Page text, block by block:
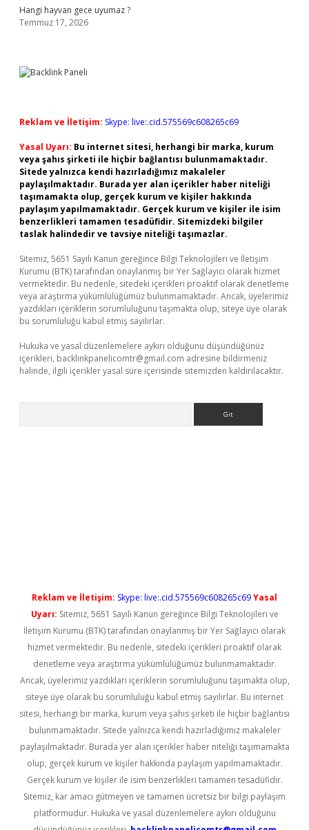
Hangi hayvan gece uyumaz ?
Temmuz 17, 2026
Reklam ve İletişim: Skype: live:.cid.575569c608265c69
Yasal Uyarı: Bu internet sitesi, herhangi bir marka, kurum
veya şahıs şirketi ile hiçbir bağlantısı bulunmamaktadır.
Sitede yalnızca kendi hazırladığımız makaleler
paylaşılmaktadır. Burada yer alan içerikler haber niteliği
taşımamakta olup, gerçek kurum ve kişiler hakkında
paylaşım yapılmamaktadır. Gerçek kurum ve kişiler ile isim
benzerlikleri tamamen tesadüfidir. Sitemizdeki bilgiler
taslak halindedir ve tavsiye niteliği taşımazlar.
Sitemiz, 5651 Sayılı Kanun gereğince Bilgi Teknolojileri ve İletişim
Kurumu (BTK) tarafından onaylanmış bir Yer Sağlayıcı olarak hizmet
vermektedir. Bu nedenle, sitedeki içerikleri proaktif olarak denetleme
veya araştırma yükümlülüğümüz bulunmamaktadır. Ancak, üyelerimiz
yazdıkları içeriklerin sorumluluğunu taşımakta olup, siteye üye olarak
bu sorumluluğu kabul etmiş sayılırlar.
Hukuka ve yasal düzenlemelere aykırı olduğunu düşündüğünüz
içerikleri, backlinkpanelicomtr@gmail.com adresine bildirmeniz
halinde, ilgili içerikler yasal süre içerisinde sitemizden kaldırılacaktır.
Reklam ve İletişim: Skype: live:.cid.575569c608265c69Yasal
Uyarı: Sitemiz, 5651 Sayılı Kanun gereğince Bilgi Teknolojileri ve
İletişim Kurumu (BTK) tarafından onaylanmış bir Yer Sağlayıcı olarak
hizmet vermektedir. Bu nedenle, sitedeki içerikleri proaktif olarak
denetleme veya araştırma yükümlülüğümüz bulunmamaktadır.
Ancak, üyelerimiz yazdıkları içeriklerin sorumluluğunu taşımakta olup,
siteye üye olarak bu sorumluluğu kabul etmiş sayılırlar. Bu internet
sitesi, herhangi bir marka, kurum veya şahıs şirketi ile hiçbir bağlantısı
bulunmamaktadır. Sitede yalnızca kendi hazırladığımız makaleler
paylaşılmaktadır. Burada yer alan içerikler haber niteliği taşımamakta
olup, gerçek kurum ve kişiler hakkında paylaşım yapılmamaktadır.
Gerçek kurum ve kişiler ile isim benzerlikleri tamamen tesadüfidir.
Sitemiz, kar amacı gütmeyen ve tamamen ücretsiz bir bilgi paylaşım
platformudur. Hukuka ve yasal düzenlemelere aykırı olduğunu